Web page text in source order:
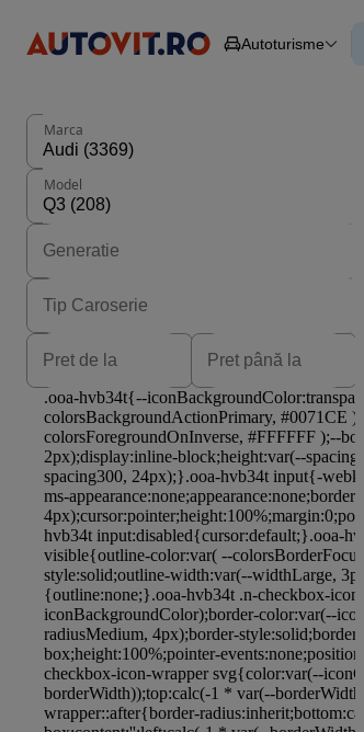
Autoturisme
Autoturisme
Marca
Model